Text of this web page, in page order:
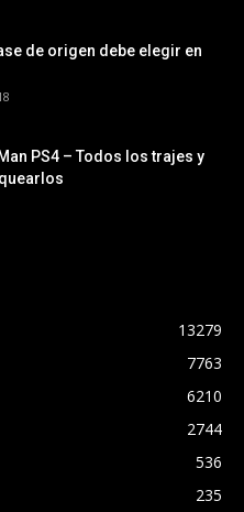
de origen debe elegir en
PS4 – Todos los trajes y
13279
7763
6210
2744
536
235